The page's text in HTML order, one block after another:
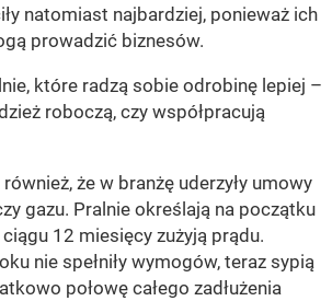
natomiast najbardziej, ponieważ ich
prowadzić biznesów.
które radzą sobie odrobinę lepiej –
roboczą, czy współpracują
że w branżę uderzyły umowy
gazu. Pralnie określają na początku
12 miesięcy zużyją prądu.
nie spełniły wymogów, teraz sypią
połowę całego zadłużenia